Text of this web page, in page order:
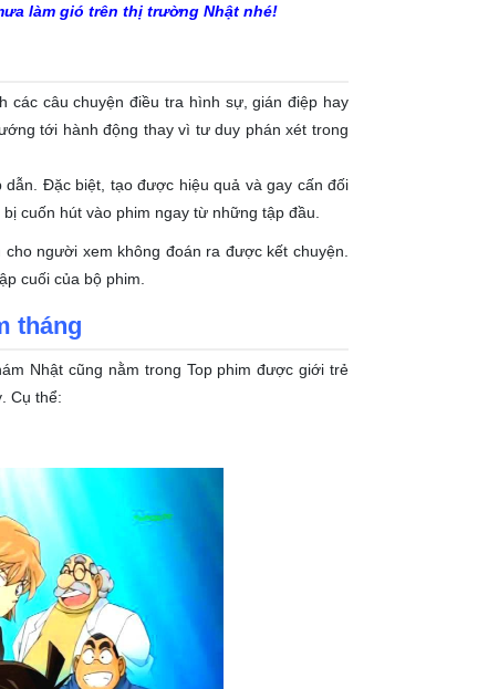
làm gió trên thị trường Nhật nhé!
các câu chuyện điều tra hình sự, gián điệp hay
tới hành động thay vì tư duy phán xét trong
Đặc biệt, tạo được hiệu quả và gay cấn đối
cuốn hút vào phim ngay từ những tập đầu.
người xem không đoán ra được kết chuyện.
cuối của bộ phim.
tháng
Nhật cũng nằm trong Top phim được giới trẻ
Cụ thể: